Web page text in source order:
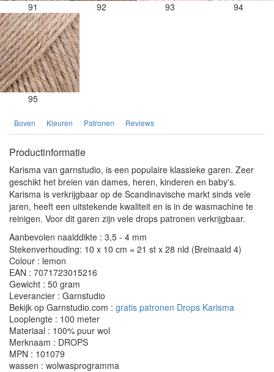
91 92 93 94
95
Boven Kleuren Patronen Reviews
Productinformatie
Karisma van garnstudio, is een populaire klassieke garen. Zeer
geschikt het breien van dames, heren, kinderen en baby's.
Karisma is verkrijgbaar op de Scandinavische markt sinds vele
jaren, heeft een uitstekende kwaliteit en is in de wasmachine te
reinigen. Voor dit garen zijn vele drops patronen verkrijgbaar.
Aanbevolen naalddikte : 3,5 - 4 mm
Stekenverhouding: 10 x 10 cm = 21 st x 28 nld (Breinaald 4)
Colour : lemon
EAN : 7071723015216
Gewicht : 50 gram
Leverancier : Garnstudio
Bekijk op Garnstudio.com : gratis patronen Drops Karisma
Looplengte : 100 meter
Materiaal : 100% puur wol
Merknaam : DROPS
MPN : 101079
wassen : wolwasprogramma